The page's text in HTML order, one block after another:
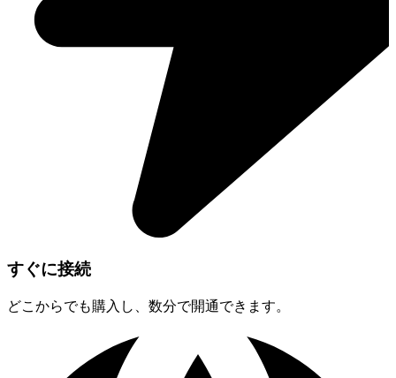
すぐに接続
どこからでも購入し、数分で開通できます。